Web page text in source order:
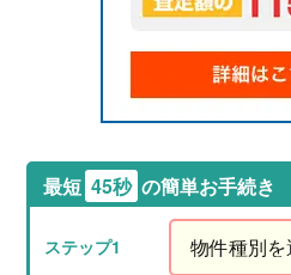
最短 45秒 の簡単お手続き